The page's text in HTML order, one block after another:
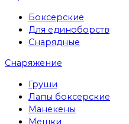
Боксерские
Для единоборств
Снарядные
Снаряжение
Груши
Лапы боксерские
Манекены
Мешки